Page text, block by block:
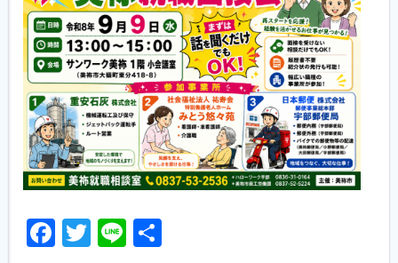
Facebook
Twitter
Line